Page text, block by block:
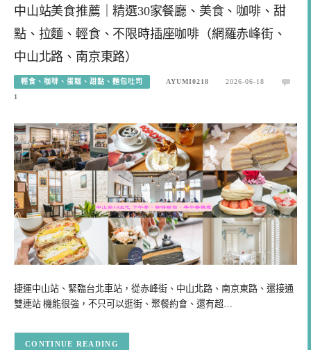
中山站美食推薦｜精選30家餐廳、美食、咖啡、甜
點、拉麵、輕食、不限時插座咖啡（網羅赤峰街、
中山北路、南京東路）
輕食、咖啡、蛋糕、甜點、麵包吐司 AYUMI0218
2026-06-18
1
捷運中山站、緊臨台北車站，從赤峰街、中山北路、南京東路、還接通
雙連站 機能很強，不只可以逛街、聚餐約會、還有超…
CONTINUE READING